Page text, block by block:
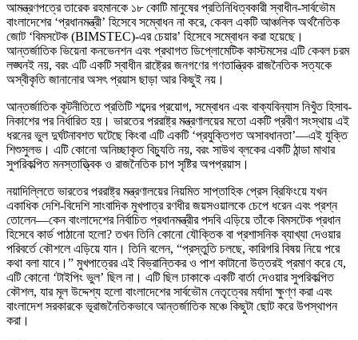
আমন্ত্রণপত্রে তারেক রহমানকে ১৮ কোটি মানুষের প্রতিনিধিত্বকারী স্বাধীন-সার্বভৌম
বাংলাদেশের ‘প্রধানমন্ত্রী’ হিসেবে সম্বোধন না করে, কেবল একটি আঞ্চলিক অর্থনৈতিক
জোট ‘বিমসটেক (BIMSTEC)-এর চেয়ার’ হিসেবে সম্বোধন করা হয়েছে।
আন্তর্জাতিক ভিয়েনা কনভেনশন এবং প্রথাগত ডিপ্লোমেটিক কাস্টমসের এটি কেবল চরম
লঙ্ঘনই নয়, বরং এটি একটি স্বাধীন রাষ্ট্রের জনগণের গণতান্ত্রিক রাজনৈতিক সত্যকে
অস্বীকৃতি জানানোর অসৎ প্রয়াস ছাড়া আর কিছুই নয়।
আন্তর্জাতিক কূটনীতিতে প্রতিটি শব্দের প্রয়োগ, সম্বোধন এবং বাক্যবিন্যাস নিখুঁত হিসাব-
নিকাশের পর নির্ধারিত হয়। ভারতের পররাষ্ট্র মন্ত্রণালয়ের মতো একটি প্রবীণ সংস্থায় এই
ধরনের ভুল দুর্ঘটনাবশত ঘটেছে কিংবা এটি একটি ‘প্রযুক্তিগত অসাবধানতা’—এই যুক্তি
শিশুসুলভ। এটি কোনো অনিচ্ছাকৃত বিচ্যুতি নয়, বরং সাউথ ব্লকের একটি ঠান্ডা মাথার
সুপরিকল্পিত মনস্তাত্ত্বিক ও রাজনৈতিক চাপ সৃষ্টির অপপ্রয়াস।
নয়াদিল্লিতে ভারতের পররাষ্ট্র মন্ত্রণালয়ের নিয়মিত সাপ্তাহিক প্রেস ব্রিফিংয়ে যখন
একাধিক দেশি-বিদেশি সাংবাদিক মুখপাত্র রণধীর জয়সওয়ালকে চেপে ধরেন এবং প্রশ্ন
তোলেন—কেন বাংলাদেশের নির্বাচিত প্রধানমন্ত্রীর পদবি এড়িয়ে তাঁকে বিমসটেক প্রধান
হিসেবে কার্ড পাঠানো হলো? তখন তিনি কোনো যৌক্তিক বা প্রশাসনিক ব্যাখ্যা দেওয়ার
পরিবর্তে কৌশলে এড়িয়ে যান। তিনি বলেন, “প্রস্তুতি চলছে, কারিগরি বিষয় নিয়ে পরে
কথা বলা যাবে।” মুখপাত্রের এই বিভ্রান্তিকর ও পাশ কাটানো উত্তরই প্রমাণ করে যে,
এটি কোনো ‘টাইপিং ভুল’ ছিল না। এটি ছিল ঢাকাকে একটি বার্তা দেওয়ার সুপরিকল্পিত
কৌশল, যার মূল উদ্দেশ্য হলো বাংলাদেশের সার্বভৌম নেতৃত্বের মর্যাদা ক্ষুণ্ণ করা এবং
বাংলাদেশ সরকারকে ভূরাজনৈতিকভাবে আন্তর্জাতিক মঞ্চে কিছুটা ছোট করে উপস্থাপন
করা।